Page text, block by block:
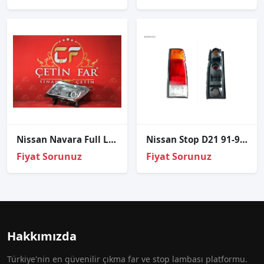
Ni̇ssan Navara Full Led Sol Far
Fiyat Sorunuz
Nissan Stop D21 91-97 Sağ
Fiyat Sorunuz
Hakkımızda
Türkiye'nin en güvenilir çıkma far ve stop lambası platformu.